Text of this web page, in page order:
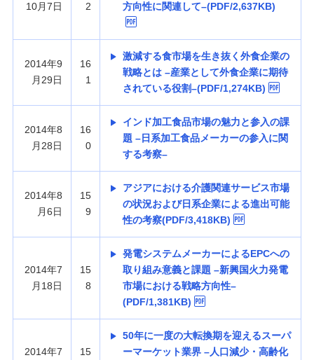
10月7日
2
方向性に関連して–(PDF/2,637KB)
2014年9
月29日
16
1
激減する食市場を生き抜く外食企業の
戦略とは –産業として外食企業に期待
されている役割–(PDF/1,274KB)
2014年8
月28日
16
0
インド加工食品市場の魅力と参入の課
題 –日系加工食品メーカーの参入に関
する考察–
2014年8
月6日
15
9
アジアにおける介護関連サービス市場
の状況および日系企業による進出可能
性の考察(PDF/3,418KB)
2014年7
月18日
15
8
発電システムメーカーによるEPCへの
取り組み意義と課題 –新興国火力発電
市場における戦略方向性–
(PDF/1,381KB)
2014年7
15
50年に一度の大転換期を迎えるスーパ
ーマーケット業界 –人口減少・高齢化